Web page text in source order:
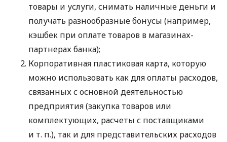
товары и услуги, снимать наличные деньги и
получать разнообразные бонусы (например,
кэшбек при оплате товаров в магазинах-
партнерах банка);
Корпоративная пластиковая карта, которую
можно использовать как для оплаты расходов,
связанных с основной деятельностью
предприятия (закупка товаров или
комплектующих, расчеты с поставщиками
и т. п.), так и для представительских расходов